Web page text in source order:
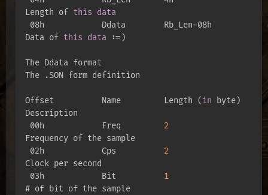
Length of this data
Data of this data :=)
The Ddata format
The .SON form definition
Offset          Name         Length (in byte)
Description
00h            Freq 2
Frequency of the sample
02h            Cps 2
Clock per second
03h            Bit 1
# of bit of the sample